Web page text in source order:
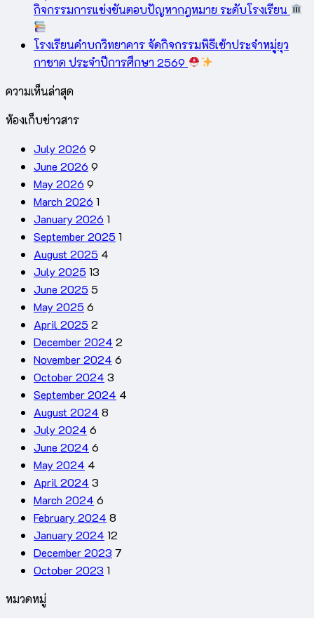
กิจกรรมการแข่งขันตอบปัญหากฎหมาย ระดับโรงเรียน
โรงเรียนคำบกวิทยาคาร จัดกิจกรรมพิธีเข้าประจำหมู่ยุว
กาชาด ประจำปีการศึกษา 2569
ความเห็นล่าสุด
ห้องเก็บข่าวสาร
July 2026 9
June 2026 9
May 2026 9
March 2026 1
January 2026 1
September 2025 1
August 2025 4
July 2025 13
June 2025 5
May 2025 6
April 2025 2
December 2024 2
November 2024 6
October 2024 3
September 2024 4
August 2024 8
July 2024 6
June 2024 6
May 2024 4
April 2024 3
March 2024 6
February 2024 8
January 2024 12
December 2023 7
October 2023 1
หมวดหมู่